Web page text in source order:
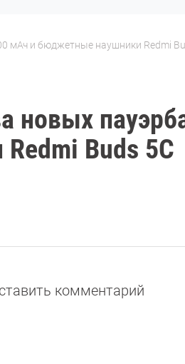
мАч и бюджетные наушники Redmi
новых
Buds 5C
комментарий